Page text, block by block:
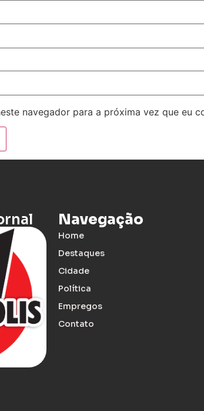
navegador para a próxima vez que eu
Navegação
Home
Destaques
Cidade
Política
Empregos
Contato